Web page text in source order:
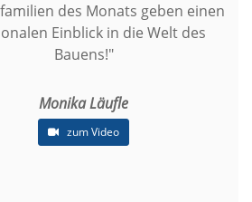
des Monats geben einen
Einblick in die Welt des
Bauens!"
Monika Läufle
zum Video